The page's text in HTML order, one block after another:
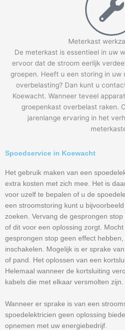
Meterkast
De meterkast is essentieel in uw
ervoor dat de stroom eerlijk
groepen. Heeft u een storing in uw
overbelasting? Dan kunt u
Koewacht. Wanneer teveel
groepenkast overbelast raken.
jarenlange ervaring in het
Spoedservice in Koewacht
Het gebruik maken van een
extra kosten met zich mee. Het is
voor uzelf te bepalen of u de
een stroomstoring kunt u
zoeken. Vervang de gesprongen
of dit voor een oplossing zorgt.
gesprongen stop geen effect
inschakelen. Mogelijk is er sprake
of pand. Het oplossen van een
Helemaal wanneer de kortsluiting
kabels die met elkaar versmolten zijn.
Wanneer er sprake is van een
spoedelektricien geen oplossing
opnemen met uw energiebedrijf.